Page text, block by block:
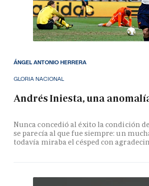
GLORIA NACIONAL
Andrés Iniesta, una
Nunca concedió al éxito la condición
se parecía al que fue siempre: un
todavía miraba el césped con
ÁNGEL ANTONIO HERRERA